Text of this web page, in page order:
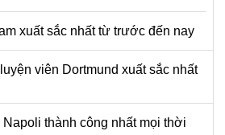
xuất sắc nhất từ trước đến nay
viên Dortmund xuất sắc nhất
thành công nhất mọi thời